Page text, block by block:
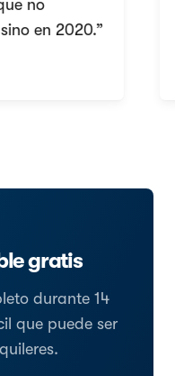
no
en 2020.”
gratis
durante 14
que puede ser